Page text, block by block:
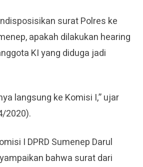
surat Polres ke
apakah dilakukan hearing
KI yang diduga jadi
langsung ke Komisi I,” ujar
2020).
I DPRD Sumenep Darul
bahwa surat dari